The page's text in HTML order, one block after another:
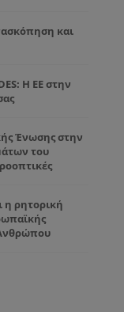
και
Η ΕΕ στην
Ένωσης στην
του
η ρητορική